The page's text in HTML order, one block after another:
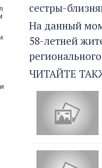
сестры-
На данный
58-летней
ЧИТАЙТЕ